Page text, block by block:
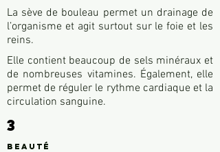
​La sève de bouleau permet un drainage de
l’organisme et agit surtout sur le foie et les
reins.
Elle contient beaucoup de sels minéraux et
de nombreuses vitamines. Également, elle
permet de réguler le rythme cardiaque et la
circulation sanguine.
3
Beauté